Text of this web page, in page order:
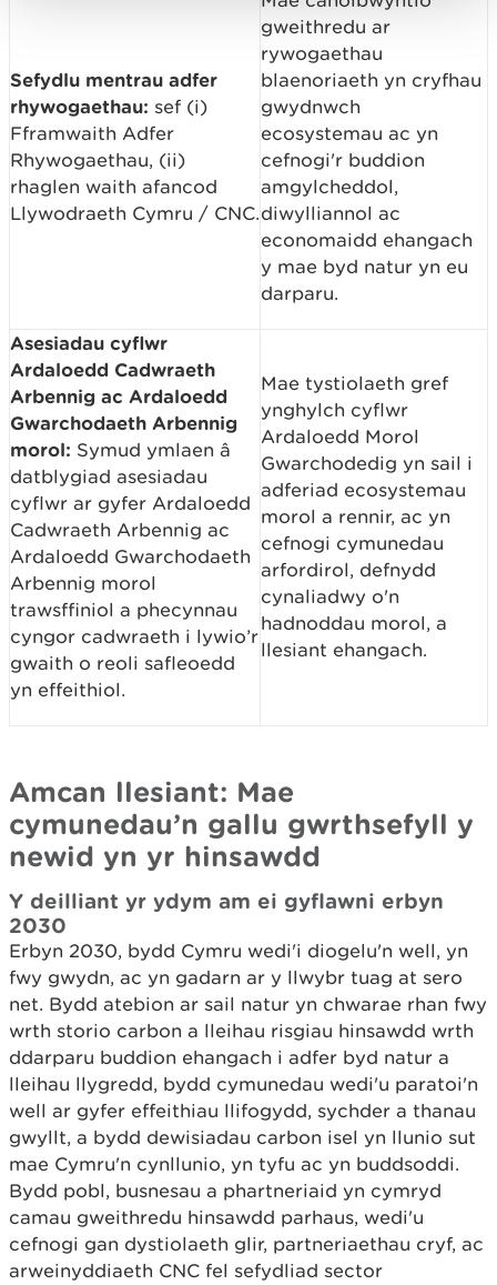
Sefydlu mentrau adfer
rhywogaethau: sef (i)
Fframwaith Adfer
Rhywogaethau, (ii)
rhaglen waith afancod
Llywodraeth Cymru / CNC.
gweithredu ar
rywogaethau
blaenoriaeth yn cryfhau
gwydnwch
ecosystemau ac yn
cefnogi'r buddion
amgylcheddol,
diwylliannol ac
economaidd ehangach
y mae byd natur yn eu
darparu.
Asesiadau cyflwr
Ardaloedd Cadwraeth
Arbennig ac Ardaloedd
Gwarchodaeth Arbennig
morol: Symud ymlaen â
datblygiad asesiadau
cyflwr ar gyfer Ardaloedd
Cadwraeth Arbennig ac
Ardaloedd Gwarchodaeth
Arbennig morol
trawsffiniol a phecynnau
cyngor cadwraeth i lywio’r
gwaith o reoli safleoedd
yn effeithiol.
Mae tystiolaeth gref
ynghylch cyflwr
Ardaloedd Morol
Gwarchodedig yn sail i
adferiad ecosystemau
morol a rennir, ac yn
cefnogi cymunedau
arfordirol, defnydd
cynaliadwy o'n
hadnoddau morol, a
llesiant ehangach.
Amcan llesiant: Mae
cymunedau’n gallu gwrthsefyll y
newid yn yr hinsawdd
Y deilliant yr ydym am ei gyflawni erbyn
2030
Erbyn 2030, bydd Cymru wedi'i diogelu'n well, yn
fwy gwydn, ac yn gadarn ar y llwybr tuag at sero
net. Bydd atebion ar sail natur yn chwarae rhan fwy
wrth storio carbon a lleihau risgiau hinsawdd wrth
ddarparu buddion ehangach i adfer byd natur a
lleihau llygredd, bydd cymunedau wedi'u paratoi'n
well ar gyfer effeithiau llifogydd, sychder a thanau
gwyllt, a bydd dewisiadau carbon isel yn llunio sut
mae Cymru'n cynllunio, yn tyfu ac yn buddsoddi.
Bydd pobl, busnesau a phartneriaid yn cymryd
camau gweithredu hinsawdd parhaus, wedi'u
cefnogi gan dystiolaeth glir, partneriaethau cryf, ac
arweinyddiaeth CNC fel sefydliad sector